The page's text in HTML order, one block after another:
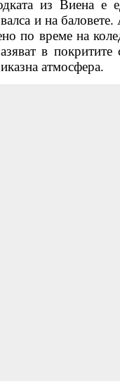
из Виена е
и на баловете.
по време на
в
атмосфера.